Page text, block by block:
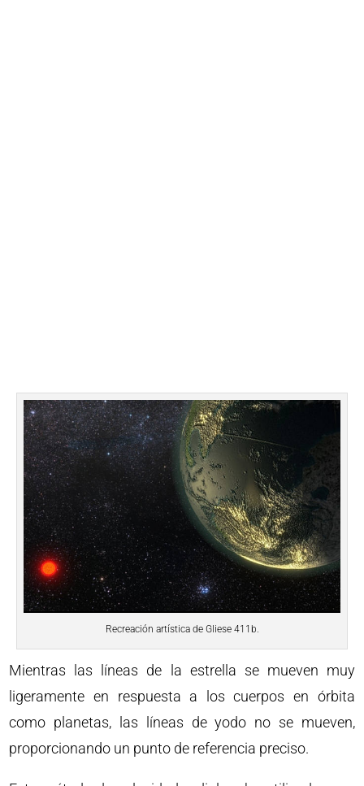
Recreación artística de Gliese 411b.
Mientras las líneas de la estrella se mueven muy
ligeramente en respuesta a los cuerpos en órbita
como planetas, las líneas de yodo no se mueven,
proporcionando un punto de referencia preciso.